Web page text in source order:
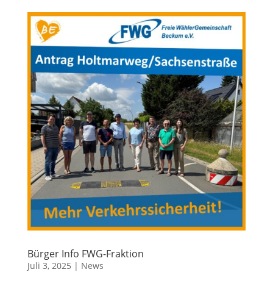
Bürger Info FWG-Fraktion
Juli 3, 2025 | News